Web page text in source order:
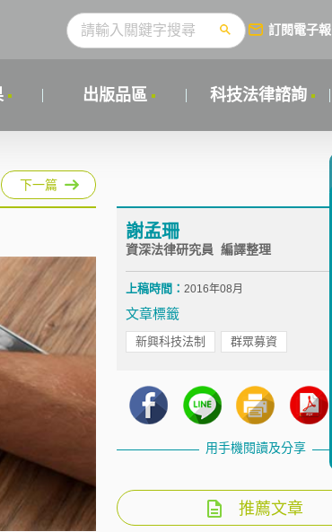
訂閱電子報
出版品區 科技法律諮詢
下一篇
謝孟珊
資深法律研究員 編譯整理
上稿時間： 2016年08月
文章標籤
新興科技法制 群眾募資
用手機閱讀及分享
推薦文章